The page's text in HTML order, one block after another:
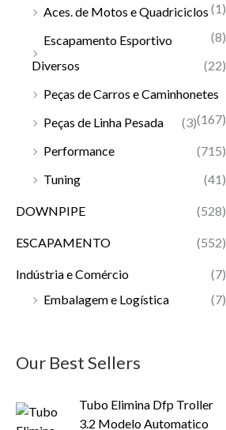
(1)
Aces. de Motos e Quadriciclos
(8)
Escapamento Esportivo
Diversos
(22)
Peças de Carros e Caminhonetes
(167)
Peças de Linha Pesada
(3)
Performance
(715)
Tuning
(41)
DOWNPIPE (528)
ESCAPAMENTO (552)
Indústria e Comércio
(7)
Embalagem e Logística
(7)
Our Best Sellers
Tubo Elimina Dfp Troller
3.2 Modelo Automatico